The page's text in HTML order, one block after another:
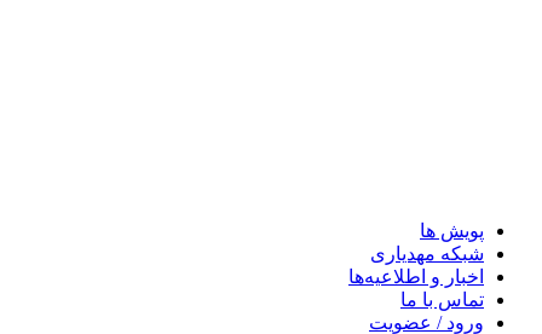
پویش ها
شبکه مهدیاری
اخبار و اطلاعیه‌ها
تماس با ما
ورود / عضویت